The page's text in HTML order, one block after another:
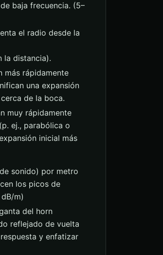
baja frecuencia. (5–
el radio desde la
la distancia).
más rápidamente
una expansión
de la boca.
muy rápidamente
ej., parabólica o
inicial más
sonido) por metro
los picos de
m)
del horn
reflejado de vuelta
y enfatizar